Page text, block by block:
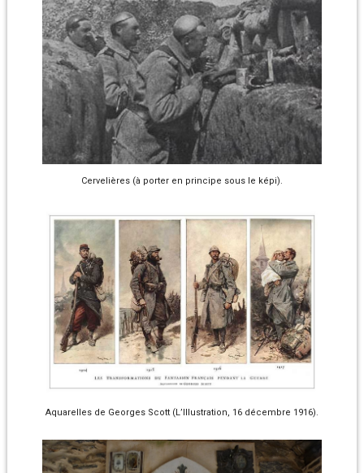
Cervelières (à porter en principe sous le képi).
Aquarelles de Georges Scott (L’Illustration, 16 décembre 1916).